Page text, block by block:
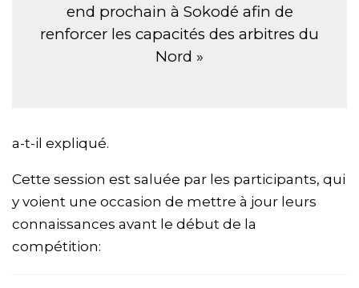
end prochain à Sokodé afin de
renforcer les capacités des arbitres du
Nord »
a-t-il expliqué.
Cette session est saluée par les participants, qui
y voient une occasion de mettre à jour leurs
connaissances avant le début de la
compétition: